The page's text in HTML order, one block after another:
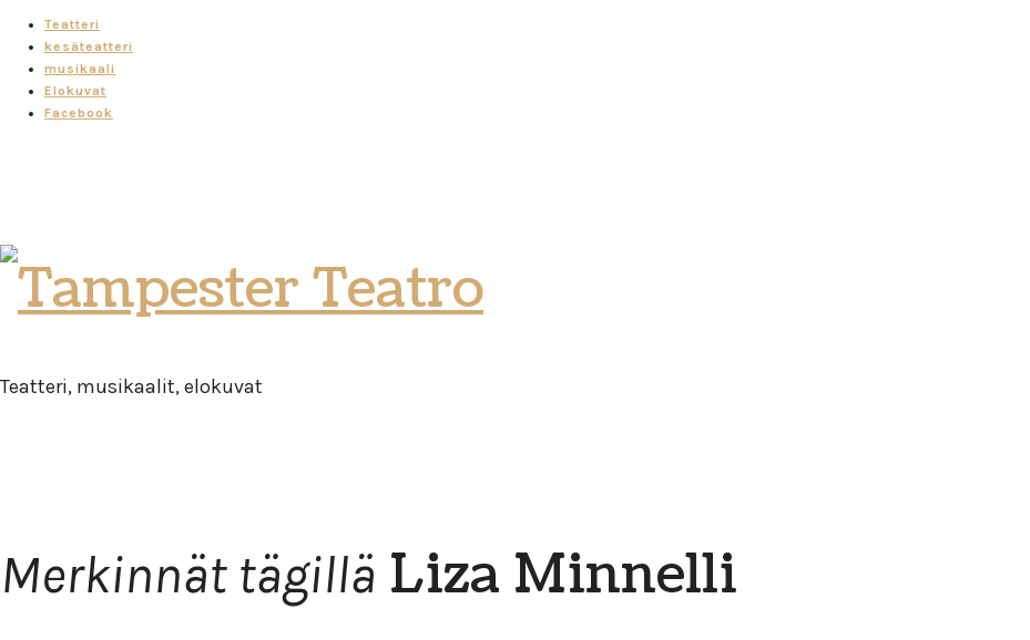
Teatteri
kesäteatteri
musikaali
Elokuvat
Facebook
Tampester
Teatro
Teatteri, musikaalit, elokuvat
Merkinnät tägillä Liza Minnelli